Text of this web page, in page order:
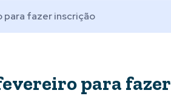
fazer inscrição
para fazer